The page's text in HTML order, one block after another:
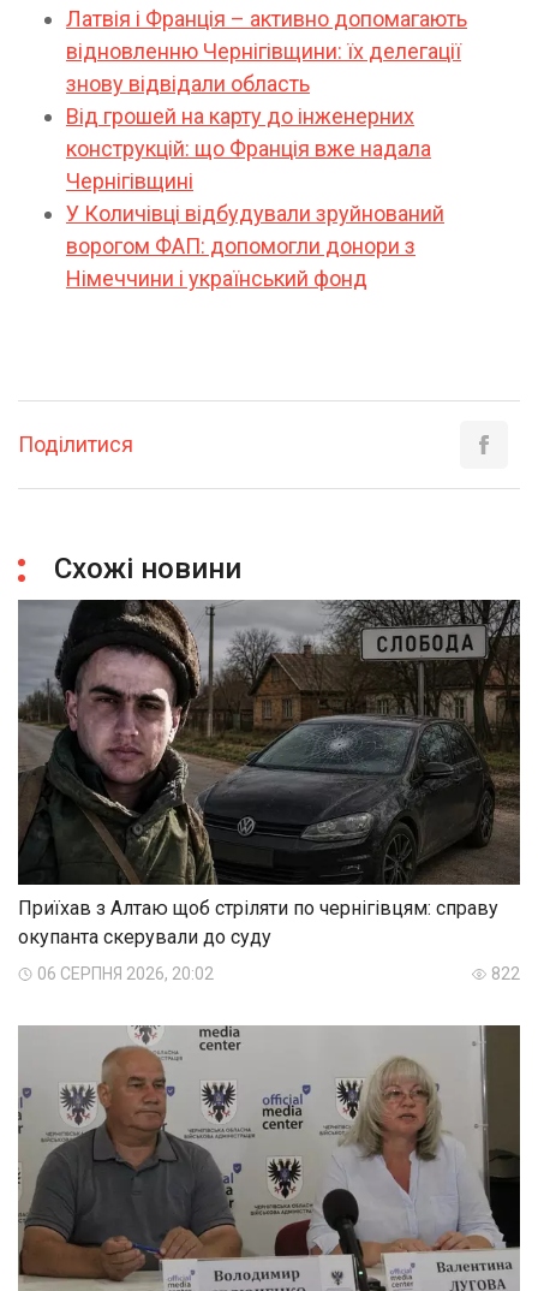
Латвія і Франція – активно допомагають
відновленню Чернігівщини: їх делегації
знову відвідали область
Від грошей на карту до інженерних
конструкцій: що Франція вже надала
Чернігівщині
У Количівці відбудували зруйнований
ворогом ФАП: допомогли донори з
Німеччини і український фонд
Поділитися
Схожі новини
Приїхав з Алтаю щоб стріляти по чернігівцям: справу
окупанта скерували до суду
06 СЕРПНЯ 2026, 20:02 822